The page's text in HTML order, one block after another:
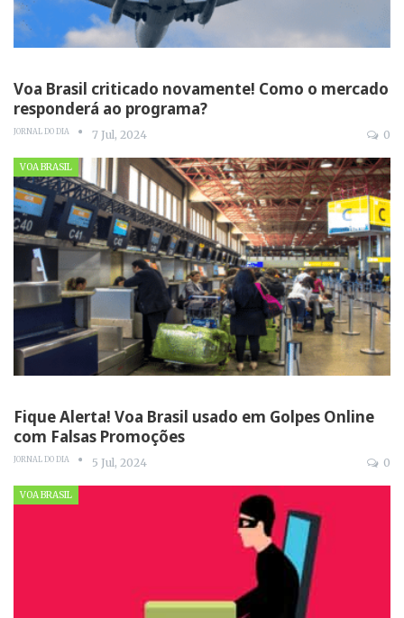
Voa Brasil criticado novamente! Como o mercado
responderá ao programa?
JORNAL DO DIA 7 Jul, 2024 0
VOA BRASIL
Fique Alerta! Voa Brasil usado em Golpes Online
com Falsas Promoções
JORNAL DO DIA 5 Jul, 2024 0
VOA BRASIL